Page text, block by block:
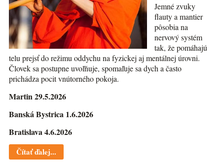
Jemné zvuky
flauty a mantier
pôsobia na
nervový systém
tak, že pomáhajú
telu prejsť do režimu oddychu na fyzickej aj mentálnej úrovni.
Človek sa postupne uvoľňuje, spomaľuje sa dych a často
prichádza pocit vnútorného pokoja.
Martin 29.5.2026
Banská Bystrica 1.6.2026
Bratislava 4.6.2026
Čítať ďalej...